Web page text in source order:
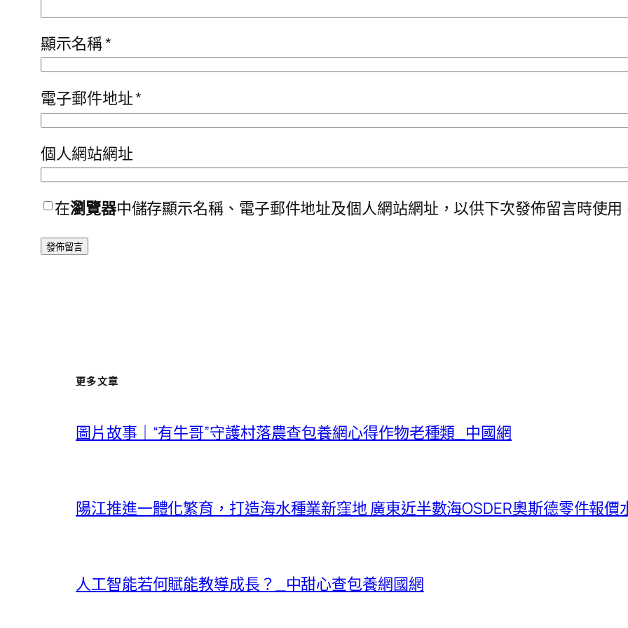
顯示名稱*
電子郵件地址*
個人網站網址
在瀏覽器中儲存顯示名稱、電子郵件地址及個人網站網址，以供下次發佈留言時使用
更多文章
圖片故事｜“有牛哥”守護村落農查包養網心得作物老種類_中國網
陽江推進一體化繁育，打造海水種業新窪地 廣東近半數海OSDER奧斯德零件報價
人工智能若何賦能教導成長？_中甜心查包養網國網